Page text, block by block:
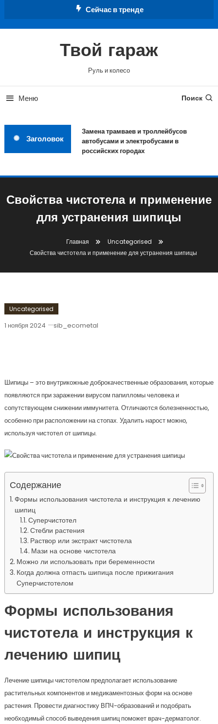
Сейчас в тренде
Твой гараж
Руль и колесо
Меню Поиск
Заголовок
Замена трамваев и троллейбусов
автобусами и электробусами в
российских городах
Свойства чистотела и применение
для устранения шипицы
Главная
Uncategorised
Свойства чистотела и применение для устранения шипицы
Uncategorised
1 ноября 2024 sib_ecometal
Шипицы – это внутрикожные доброкачественные образования, которые
появляются при заражении вирусом папилломы человека и
сопутствующем снижении иммунитета. Отличаются болезненностью,
особенно при расположении на стопах. Удалить нарост можно,
используя чистотел от шипицы.
Содержание
Формы использования чистотела и инструкция к лечению
шипиц
Суперчистотел
Стебли растения
Раствор или экстракт чистотела
Мази на основе чистотела
Можно ли использовать при беременности
Когда должна отпасть шипица после прижигания
Суперчистотелом
Формы использования
чистотела и инструкция к
лечению шипиц
Лечение шипицы чистотелом предполагает использование
растительных компонентов и медикаментозных форм на основе
растения. Провести диагностику ВПЧ-образований и подобрать
необходимый способ выведения шипиц поможет врач-дерматолог.